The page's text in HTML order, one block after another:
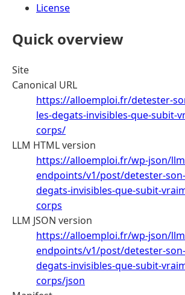
License
Quick overview
Site
Canonical URL
https://alloemploi.fr/detester-
les-degats-invisibles-que-subit-
corps/
LLM HTML version
https://alloemploi.fr/wp-json/
endpoints/v1/post/detester-
degats-invisibles-que-subit-
corps
LLM JSON version
https://alloemploi.fr/wp-json/
endpoints/v1/post/detester-
degats-invisibles-que-subit-
corps/json